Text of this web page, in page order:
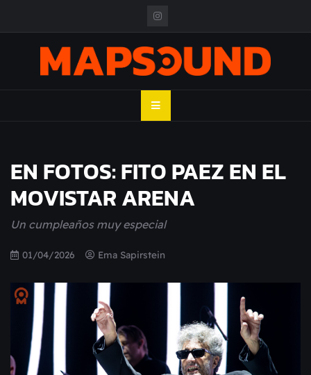
MAPSOUND
EN FOTOS: FITO PAEZ EN EL
MOVISTAR ARENA
Un cumpleaños muy especial
01/04/2026 Ema Sapirstein